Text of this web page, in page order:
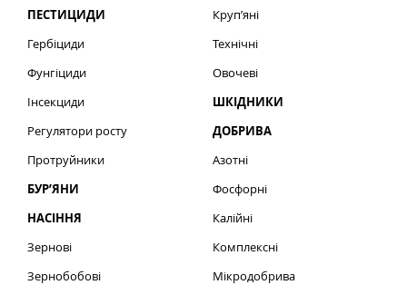
ПЕСТИЦИДИ
Гербіциди
Фунгіциди
Інсекциди
Регулятори росту
Протруйники
БУР’ЯНИ
НАСІННЯ
Зернові
Зернобобові
Круп’яні
Технічні
Овочеві
ШКІДНИКИ
ДОБРИВА
Азотні
Фосфорні
Калійні
Комплексні
Мікродобрива